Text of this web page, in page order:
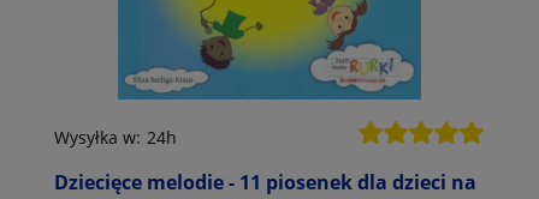
Dziecięce melodie - 11 piosenek dla dzieci na
Wysyłka w: 24h